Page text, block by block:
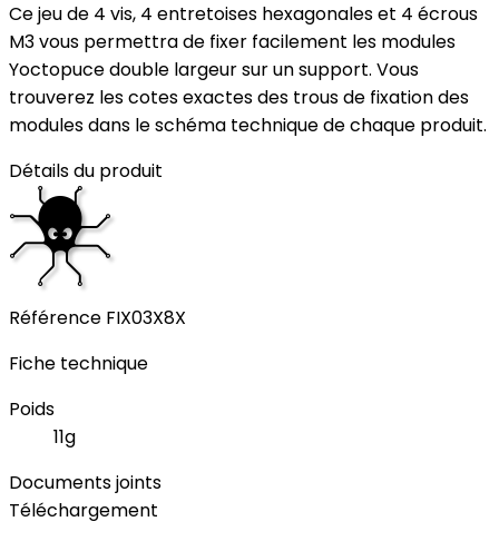
Ce jeu de 4 vis, 4 entretoises hexagonales et 4 écrous
M3 vous permettra de fixer facilement les modules
Yoctopuce double largeur sur un support. Vous
trouverez les cotes exactes des trous de fixation des
modules dans le schéma technique de chaque produit.
Détails du produit
Référence FIX03X8X
Fiche technique
Poids
11g
Documents joints
Téléchargement